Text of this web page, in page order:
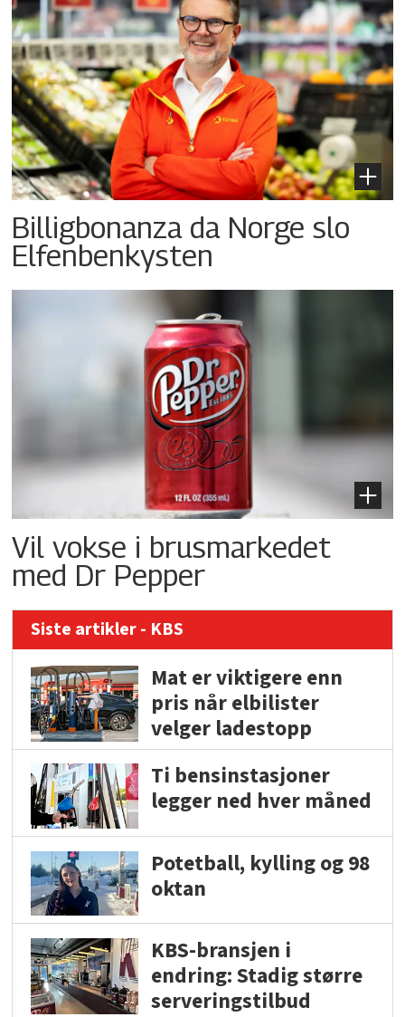
Billigbonanza da Norge slo
Elfenbenkysten
Vil vokse i brusmarkedet
med Dr Pepper
Siste artikler - KBS
Mat er viktigere enn
pris når elbilister
velger ladestopp
Ti bensinstasjoner
legger ned hver måned
Potetball, kylling og 98
oktan
KBS-bransjen i
endring: Stadig større
serveringstilbud